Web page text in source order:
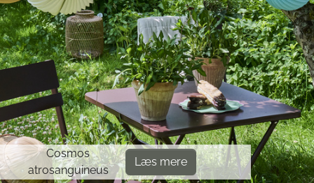
Cosmos
atrosanguineus
Læs mere